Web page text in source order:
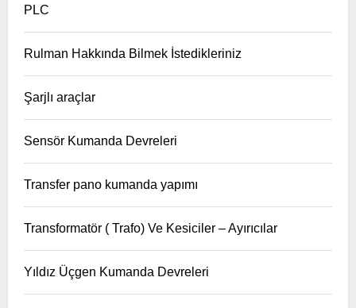
PLC
Rulman Hakkında Bilmek İstedikleriniz
Şarjlı araçlar
Sensör Kumanda Devreleri
Transfer pano kumanda yapımı
Transformatör ( Trafo) Ve Kesiciler – Ayırıcılar
Yıldız Üçgen Kumanda Devreleri